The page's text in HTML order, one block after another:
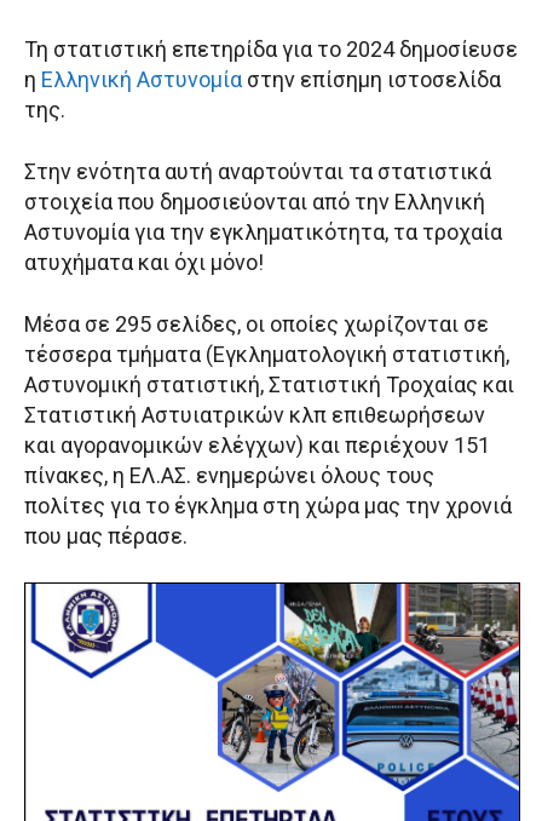
Τη στατιστική επετηρίδα για το 2024 δημοσίευσε
η Ελληνική Αστυνομίαστην επίσημη ιστοσελίδα
της.
Στην ενότητα αυτή αναρτούνται τα στατιστικά
στοιχεία που δημοσιεύονται από την Ελληνική
Αστυνομία για την εγκληματικότητα, τα τροχαία
ατυχήματα και όχι μόνο!
Μέσα σε 295 σελίδες, οι οποίες χωρίζονται σε
τέσσερα τμήματα (Εγκληματολογική στατιστική,
Αστυνομική στατιστική, Στατιστική Τροχαίας και
Στατιστική Αστυιατρικών κλπ επιθεωρήσεων
και αγορανομικών ελέγχων) και περιέχουν 151
πίνακες, η ΕΛ.ΑΣ. ενημερώνει όλους τους
πολίτες για το έγκλημα στη χώρα μας την χρονιά
που μας πέρασε.